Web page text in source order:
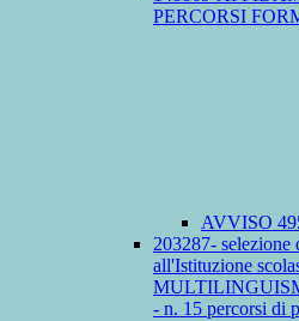
PERCORSI
AVVISO
203287- selezione
all'Istituzione
- n. 15 percorsi di